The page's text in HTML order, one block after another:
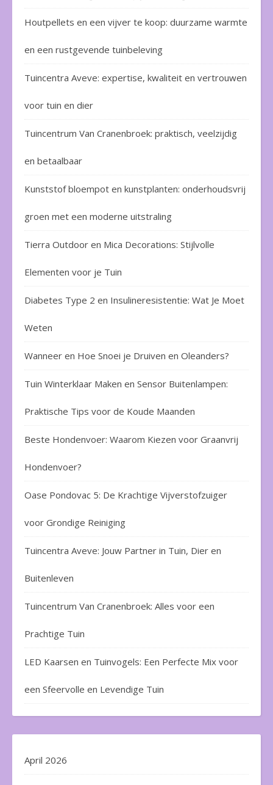
Houtpellets en een vijver te koop: duurzame warmte
en een rustgevende tuinbeleving
Tuincentra Aveve: expertise, kwaliteit en vertrouwen
voor tuin en dier
Tuincentrum Van Cranenbroek: praktisch, veelzijdig
en betaalbaar
Kunststof bloempot en kunstplanten: onderhoudsvrij
groen met een moderne uitstraling
Tierra Outdoor en Mica Decorations: Stijlvolle
Elementen voor je Tuin
Diabetes Type 2 en Insulineresistentie: Wat Je Moet
Weten
Wanneer en Hoe Snoei je Druiven en Oleanders?
Tuin Winterklaar Maken en Sensor Buitenlampen:
Praktische Tips voor de Koude Maanden
Beste Hondenvoer: Waarom Kiezen voor Graanvrij
Hondenvoer?
Oase Pondovac 5: De Krachtige Vijverstofzuiger
voor Grondige Reiniging
Tuincentra Aveve: Jouw Partner in Tuin, Dier en
Buitenleven
Tuincentrum Van Cranenbroek: Alles voor een
Prachtige Tuin
LED Kaarsen en Tuinvogels: Een Perfecte Mix voor
een Sfeervolle en Levendige Tuin
April 2026